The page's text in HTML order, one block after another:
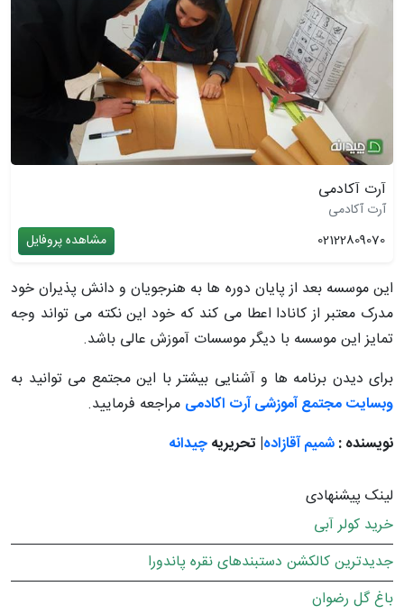
آرت آکادمی
آرت آکادمی
02122809070
مشاهده پروفایل
این موسسه بعد از پایان دوره ها به هنرجویان و دانش پذیران خود
مدرک معتبر از کانادا اعطا می کند که خود این نکته می تواند وجه
تمایز این موسسه با دیگر موسسات آموزش عالی باشد.
برای دیدن برنامه ها و آشنایی بیشتر با این مجتمع می توانید به
وبسایت مجتمع آموزشی آرت اکادمی مراجعه فرمایید.
نویسنده :شمیم آقازاده| تحریریهچیدانه
لینک پیشنهادی
خرید کولر آبی
جدیدترین کالکشن دستبندهای نقره پاندورا
باغ گل رضوان